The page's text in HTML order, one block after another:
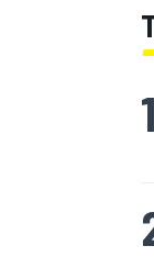
1